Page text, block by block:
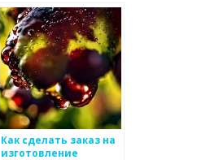
манекенов на заказ
Mannequin Russia
Как сделать заказ на
изготовление